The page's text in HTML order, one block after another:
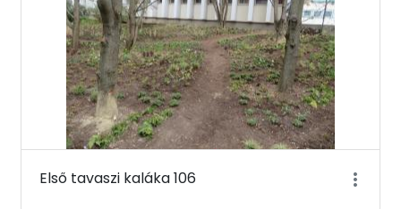
Első tavaszi kaláka 106